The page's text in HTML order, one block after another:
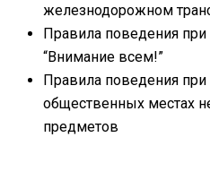
железнодорожном
Правила поведения при
“Внимание всем!”
Правила поведения
общественных местах
предметов